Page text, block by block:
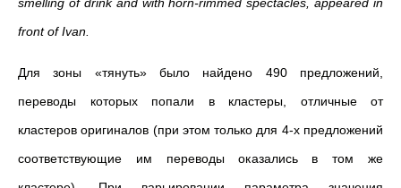
front of Ivan.
Для зоны «тянуть» было найдено 490 предложений,
переводы которых попали в кластеры, отличные от
кластеров оригиналов (при этом только для 4-х предложений
соответствующие им переводы оказались в том же